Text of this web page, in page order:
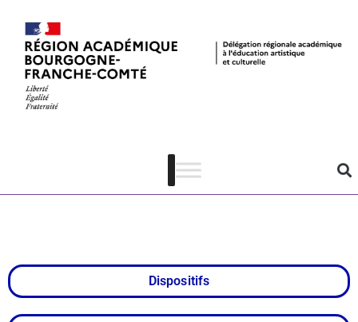
Concours de
films suédés de
Côte-d’Or
Dispositifs